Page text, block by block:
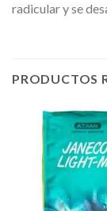
radicular y se
PRODUCTOS